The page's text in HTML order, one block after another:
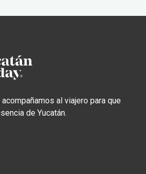
acompañamos al viajero para que
de Yucatán.